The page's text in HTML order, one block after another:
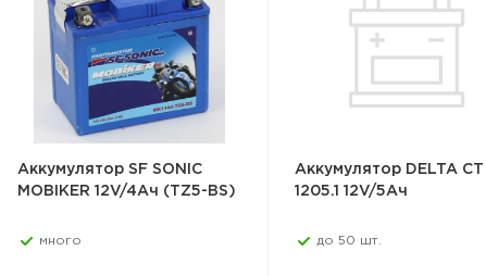
Аккумулятор SF SONIC
MOBIKER 12V/4Ач (TZ5-BS)
много
Аккумулятор DELTA CT
1205.1 12V/5Ач
до 50 шт.